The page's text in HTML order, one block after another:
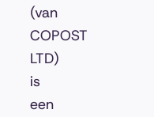
(van
COPOST
LTD)
is
een